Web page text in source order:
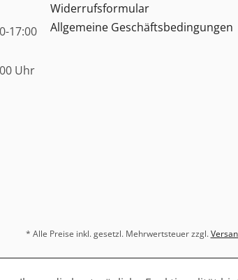
17:00
Uhr
Widerrufsformular
Allgemeine Geschäftsbedingungen
* Alle Preise inkl. gesetzl. Mehrwertsteuer zzgl.